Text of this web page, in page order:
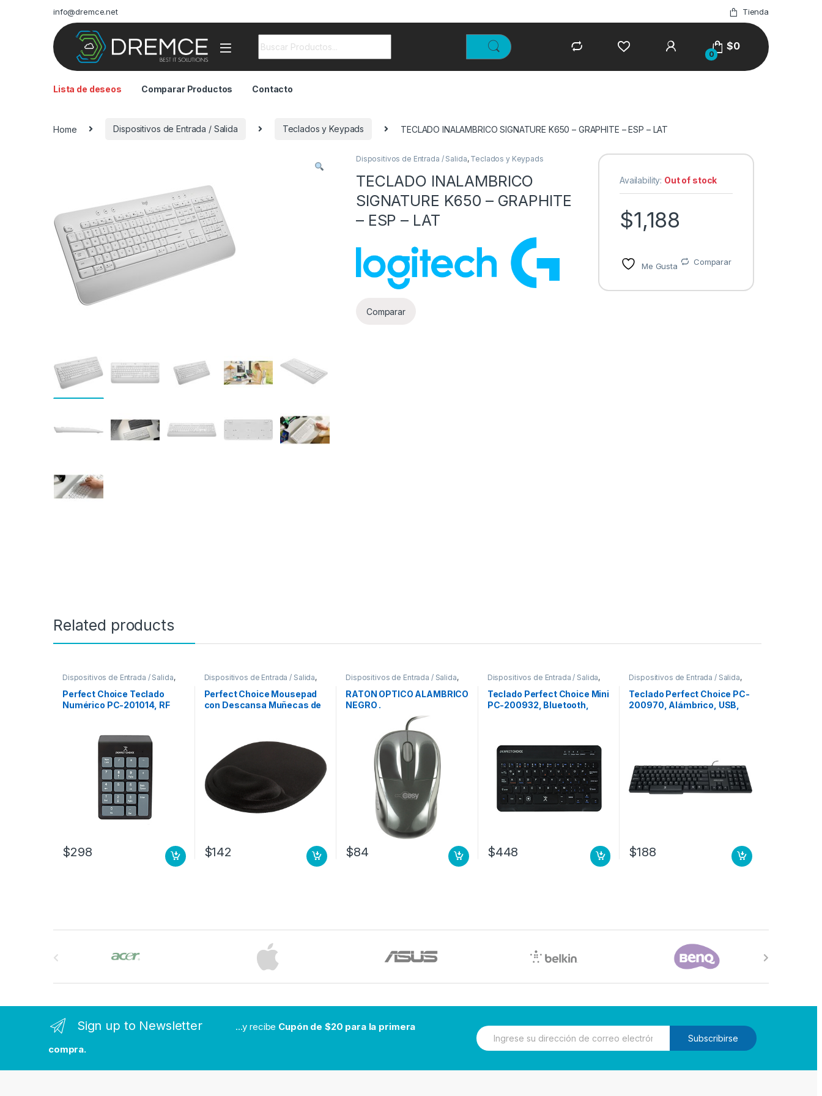
info@dremce.net Tienda
0
$0
Lista de deseos Comparar Productos Contacto
Home Dispositivos de Entrada / Salida Teclados y Keypads TECLADO INALAMBRICO SIGNATURE K650 – GRAPHITE – ESP – LAT
Dispositivos de Entrada / Salida, Teclados y Keypads
TECLADO INALAMBRICO
SIGNATURE K650 – GRAPHITE
– ESP – LAT
Comparar
Availability: Out of stock
$1,188
Me Gusta Comparar
Related products
Dispositivos de Entrada / Salida,
Teclados y Keypads
Perfect Choice Teclado
Numérico PC-201014, RF
$298
Dispositivos de Entrada / Salida,
Mouse
Perfect Choice Mousepad
con Descansa Muñecas de
INOLORO
$142
Dispositivos de Entrada / Salida,
Mouse
RATON OPTICO ALAMBRICO
NEGRO .
$84
Dispositivos de Entrada / Salida,
Teclados y Keypads
Teclado Perfect Choice Mini
PC-200932, Bluetooth,
$448
Dispositivos de Entrada / Salida,
Teclados y Keypads
Teclado Perfect Choice PC-
200970, Alámbrico, USB,
$188
Sign up to Newsletter ...y recibe Cupón de $20 para la primera
compra.
N
e
w
Subscribirse